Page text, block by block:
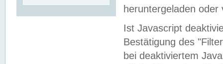
heruntergeladen oder
Ist Javascript
Bestätigung des
bei deaktiviertem